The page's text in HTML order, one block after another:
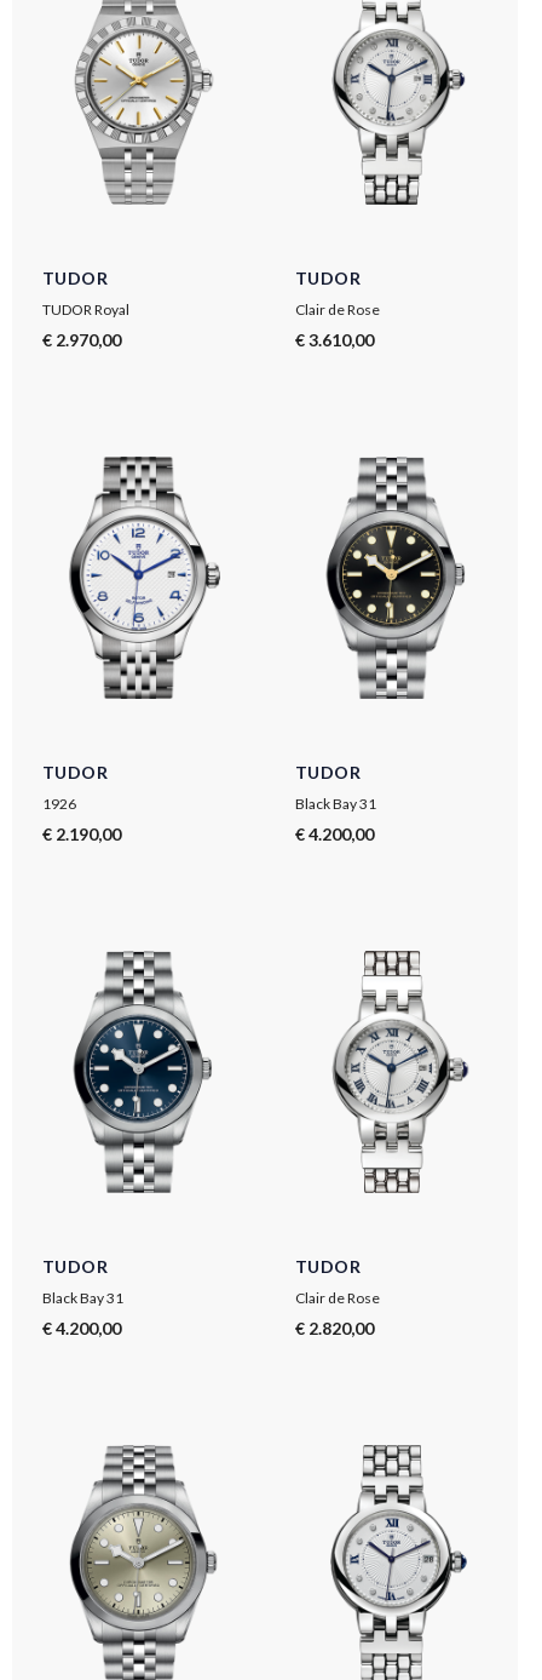
TUDOR
TUDOR Royal
€ 2.970,00
TUDOR
Clair de Rose
€ 3.610,00
TUDOR
1926
€ 2.190,00
TUDOR
Black Bay 31
€ 4.200,00
TUDOR
Black Bay 31
€ 4.200,00
TUDOR
Clair de Rose
€ 2.820,00